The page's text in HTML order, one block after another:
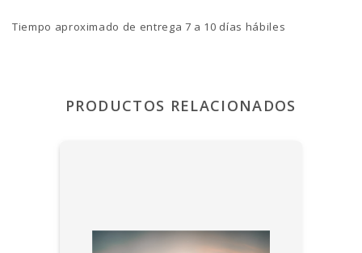
Tiempo aproximado de entrega 7 a 10 días hábiles
PRODUCTOS RELACIONADOS